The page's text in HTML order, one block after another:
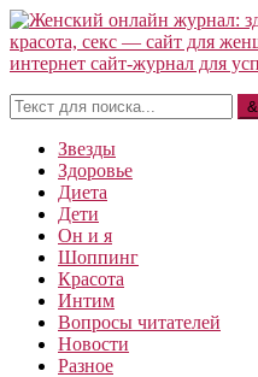
Звезды
Здоровье
Диета
Дети
Он и я
Шоппинг
Красота
Интим
Вопросы читателей
Новости
Разное